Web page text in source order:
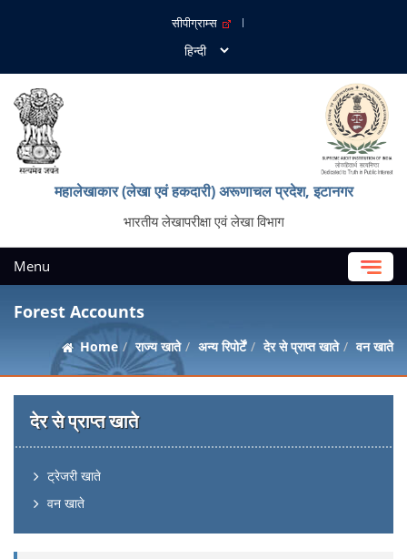
सीपीग्राम्स
महालेखाकार (लेखा एवं हकदारी) अरूणाचल प्रदेश, इटानगर
भारतीय लेखापरीक्षा एवं लेखा विभाग
Menu
Forest Accounts
Home राज्य खाते अन्य रिपोर्टें देर से प्राप्त खाते वन खाते
देर से प्राप्त खाते
ट्रेजरी खाते
वन खाते